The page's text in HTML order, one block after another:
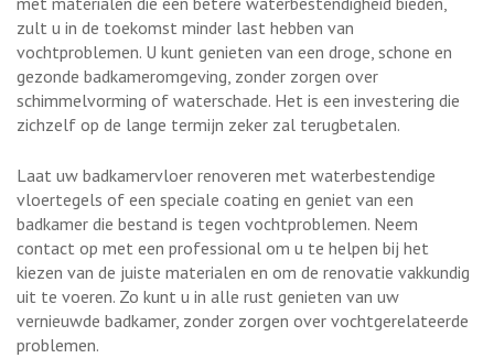
zult u in de toekomst minder last hebben van
vochtproblemen. U kunt genieten van een droge, schone en
gezonde badkameromgeving, zonder zorgen over
schimmelvorming of waterschade. Het is een investering die
zichzelf op de lange termijn zeker zal terugbetalen.
Laat uw badkamervloer renoveren met waterbestendige
vloertegels of een speciale coating en geniet van een
badkamer die bestand is tegen vochtproblemen. Neem
contact op met een professional om u te helpen bij het
kiezen van de juiste materialen en om de renovatie vakkundig
uit te voeren. Zo kunt u in alle rust genieten van uw
vernieuwde badkamer, zonder zorgen over vochtgerelateerde
problemen.